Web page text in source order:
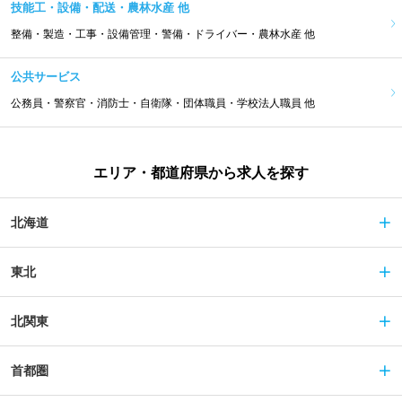
技能工・設備・配送・農林水産 他
整備・製造・工事・設備管理・警備・ドライバー・農林水産 他
公共サービス
公務員・警察官・消防士・自衛隊・団体職員・学校法人職員 他
エリア・都道府県から求人を探す
北海道
東北
北関東
首都圏